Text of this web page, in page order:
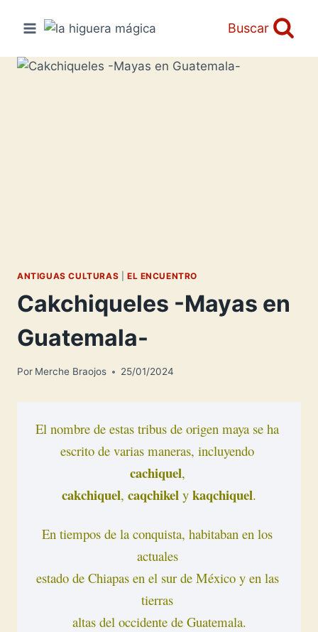
Buscar
ANTIGUAS CULTURAS EL ENCUENTRO
Cakchiqueles -Mayas en
Guatemala-
Por Merche Braojos 25/01/2024
El nombre de estas tribus de origen maya se ha
cachiquel
cakchiquel, caqchikel y kaqchiquel.
En tiempos de la conquista, habitaban en los
actuales
estado de Chiapas en el sur de México y en las
tierras
altas del occidente de Guatemala.